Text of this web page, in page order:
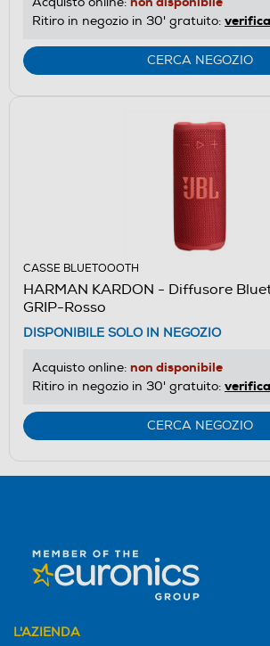
Ritiro in negozio in 30' gratuito: verifica
CERCA NEGOZIO
CASSE BLUETOOOTH
HARMAN KARDON - Diffusore
GRIP-Rosso
DISPONIBILE SOLO IN NEGOZIO
Acquisto online: non disponibile
Ritiro in negozio in 30' gratuito: verifica
CERCA NEGOZIO
L'AZIENDA